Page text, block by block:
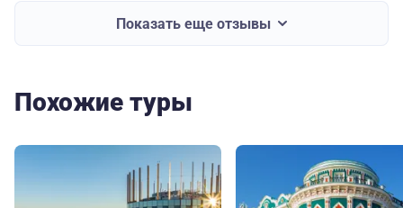
Показать еще отзывы
Похожие туры